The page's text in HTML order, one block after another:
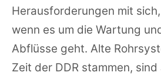
Herausforderungen mit
wenn es um die Wartung
Abflüsse geht. Alte
Zeit der DDR stammen,